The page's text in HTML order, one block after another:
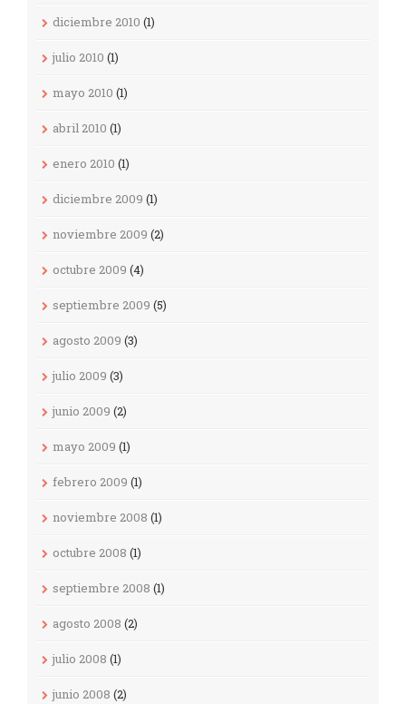
diciembre 2010 (1)
julio 2010 (1)
mayo 2010 (1)
abril 2010 (1)
enero 2010 (1)
diciembre 2009 (1)
noviembre 2009 (2)
octubre 2009 (4)
septiembre 2009 (5)
agosto 2009 (3)
julio 2009 (3)
junio 2009 (2)
mayo 2009 (1)
febrero 2009 (1)
noviembre 2008 (1)
octubre 2008 (1)
septiembre 2008 (1)
agosto 2008 (2)
julio 2008 (1)
junio 2008 (2)